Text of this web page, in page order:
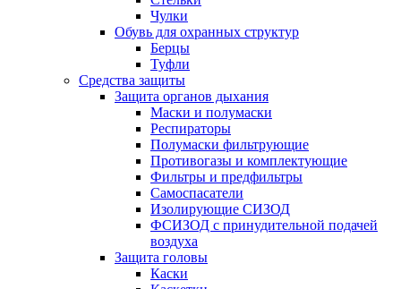
Чулки
Обувь для охранных структур
Берцы
Туфли
Средства защиты
Защита органов дыхания
Маски и полумаски
Респираторы
Полумаски фильтрующие
Противогазы и комплектующие
Фильтры и предфильтры
Самоспасатели
Изолирующие СИЗОД
ФСИЗОД с принудительной подачей
воздуха
Защита головы
Каски